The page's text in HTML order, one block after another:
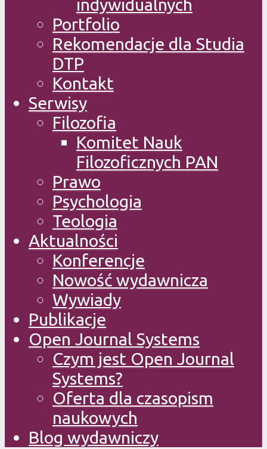
indywidualnych
Portfolio
Rekomendacje dla Studia
DTP
Kontakt
Serwisy
Filozofia
Komitet Nauk
Filozoficznych PAN
Prawo
Psychologia
Teologia
Aktualności
Konferencje
Nowość wydawnicza
Wywiady
Publikacje
Open Journal Systems
Czym jest Open Journal
Systems?
Oferta dla czasopism
naukowych
Blog wydawniczy